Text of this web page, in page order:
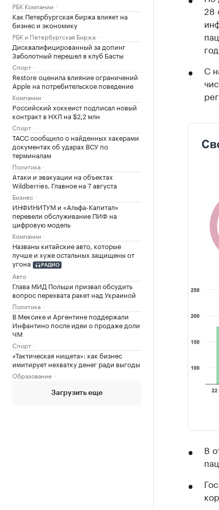
РБК Компании
Как Петербургская биржа влияет на
бизнес и экономику
РБК и Петербургская Биржа
Дисквалифицированный за допинг
Заболотный перешел в клуб Басты
Спорт
Restore оценила влияние ограничений
Apple на потребительское поведение
Компании
Российский хоккеист подписал новый
контракт в НХЛ на $2,2 млн
Спорт
ТАСС сообщило о найденных хакерами
документах об ударах ВСУ по
терминалам
Политика
Атаки и эвакуации на объектах
Wildberries. Главное на 7 августа
Бизнес
ИНФИНИТУМ и «Альфа-Капитал»
перевели обслуживание ПИФ на
цифровую модель
Компании
Названы китайские авто, которые
лучше и хуже остальных защищены от
угона
РАДИО
Авто
Глава МИД Польши призвал обсудить
вопрос перехвата ракет над Украиной
Политика
В Мексике и Аргентине поддержали
Инфантино после идеи о продаже доли
ЧМ
Спорт
«Тактическая нищета»: как бизнес
имитирует нехватку денег ради выгоды
Образование
Загрузить еще
28
С
В